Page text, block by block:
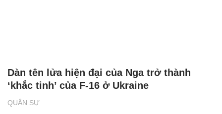
QUÂN SỰ
Dàn tên lửa hiện đại của Nga trở thành
‘khắc tinh’ của F-16 ở Ukraine